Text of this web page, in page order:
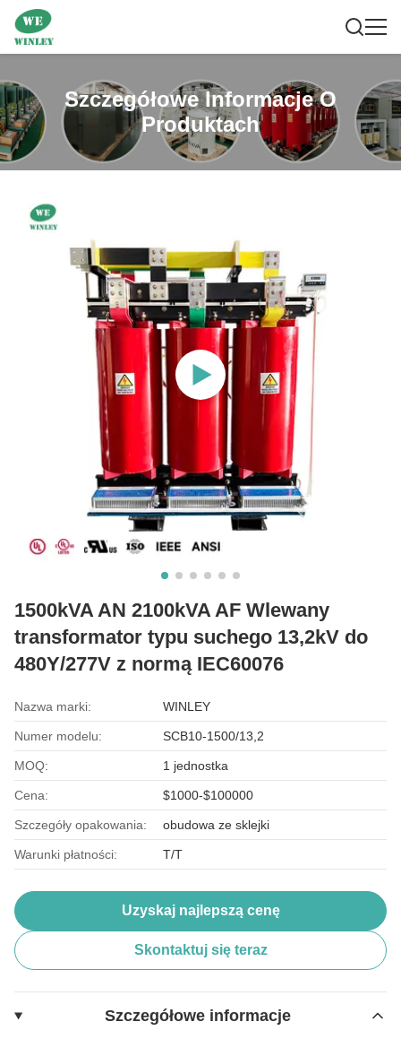
Szczegółowe Informacje O
Produktach
1500kVA AN 2100kVA AF Wlewany
transformator typu suchego 13,2kV do
480Y/277V z normą IEC60076
Nazwa marki: WINLEY
Numer modelu: SCB10-1500/13,2
MOQ: 1 jednostka
Cena: $1000-$100000
Szczegóły opakowania: obudowa ze sklejki
Warunki płatności: T/T
Uzyskaj najlepszą cenę
Skontaktuj się teraz
Szczegółowe informacje